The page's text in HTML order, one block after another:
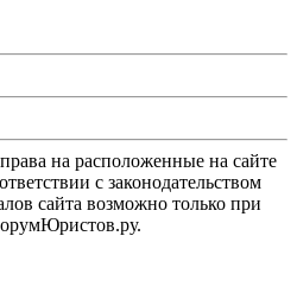
на расположенные на сайте
с законодательством
сайта возможно только при